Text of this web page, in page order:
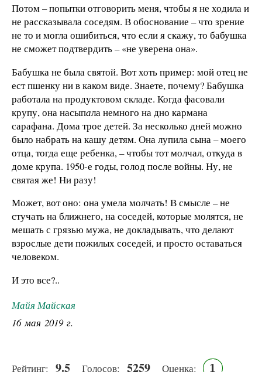
Потом – попытки отговорить меня, чтобы я не ходила и
не рассказывала соседям. В обоснование – что зрение
не то и могла ошибиться, что если я скажу, то бабушка
не сможет подтвердить – «не уверена она».
Бабушка не была святой. Вот хоть пример: мой отец не
ест пшенку ни в каком виде. Знаете, почему? Бабушка
работала на продуктовом складе. Когда фасовали
крупу, она насыпала немного на дно кармана
сарафана. Дома трое детей. За несколько дней можно
было набрать на кашу детям. Она лупила сына – моего
отца, тогда еще ребенка, – чтобы тот молчал, откуда в
доме крупа. 1950-е годы, голод после войны. Ну, не
святая же! Ни разу!
Может, вот оно: она умела молчать! В смысле – не
стучать на ближнего, на соседей, которые молятся, не
мешать с грязью мужа, не докладывать, что делают
взрослые дети пожилых соседей, и просто оставаться
человеком.
И это все?..
Майя Майская
16 мая 2019 г.
Рейтинг: 9.5 Голосов: 5259 Оценка: 1